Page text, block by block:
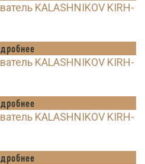
KALASHNIKOV KIRH-
KALASHNIKOV KIRH-
KALASHNIKOV KIRH-